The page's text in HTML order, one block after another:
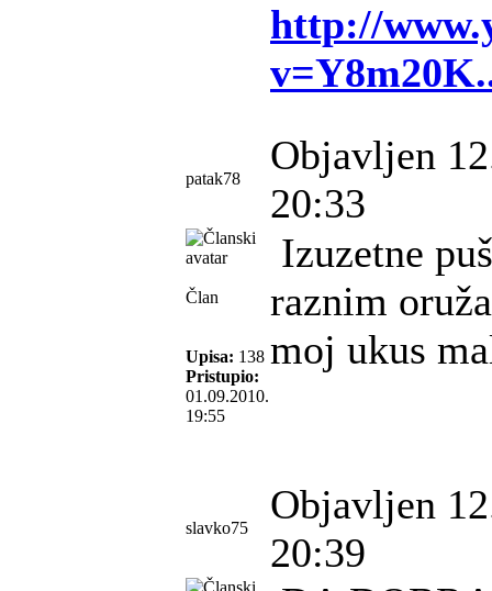
http://
patak78
Objavljen
20:33
Član
Upisa: 138
Pristupio:
01.09.2010.
19:55
Izuzetne
raznim
moj ukus
slavko75
Objavljen
20:39